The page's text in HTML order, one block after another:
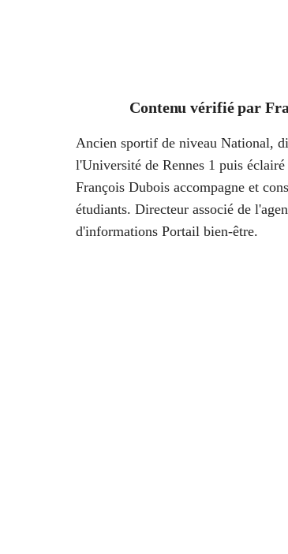
Contenu vérifié par
Ancien sportif de niveau National,
l'Université de Rennes 1 puis
François Dubois accompagne et
étudiants. Directeur associé de
d'informations Portail bien-être.